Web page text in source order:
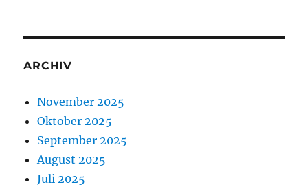
ARCHIV
November 2025
Oktober 2025
September 2025
August 2025
Juli 2025